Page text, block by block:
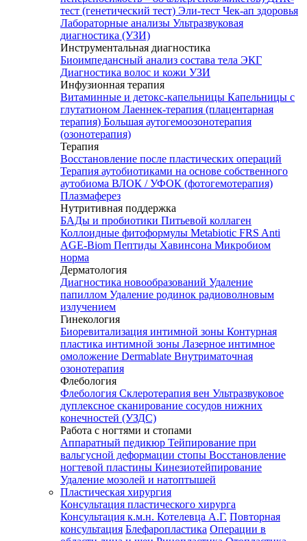
тест (генетический тест) Эли-тест Чек-ап здоровья
Лабораторные анализы Ультразвуковая
диагностика (УЗИ)
Инструментальная диагностика
Биоимпедансный анализ состава тела ЭКГ
Диагностика волос и кожи УЗИ
Инфузионная терапия
Витаминные и детокс-капельницы Капельницы с
глутатионом Лаеннек-терапия (плацентарная
терапия) Большая аутогемоозонотерапия
(озонотерапия)
Терапия
Восстановление после пластических операций
Терапия аутобиотиками на основе собственного
аутобиома ВЛОК / УФОК (фотогемотерапия)
Плазмаферез
Нутритивная поддержка
БАДы и пробиотики Питьевой коллаген
Коллоидные фитоформулы Metabiotic FRS Anti
AGE-Biom Пептиды Хавинсона Микробиом
норма
Дерматология
Диагностика новообразований Удаление
папиллом Удаление родинок радиоволновым
излучением
Гинекология
Биоревитализация интимной зоны Контурная
пластика интимной зоны Лазерное интимное
омоложение Dermablate Внутриматочная
озонотерапия
Флебология
Флебология Склеротерапия вен Ультразвуковое
дуплексное сканирование сосудов нижних
конечностей (УЗДС)
Работа с ногтями и стопами
Аппаратный педикюр Тейпирование при
вальгусной деформации стопы Восстановление
ногтевой пластины Кинезиотейпирование
Удаление мозолей и натоптышей
Пластическая хирургия
Консультация пластического хирурга
Консультация к.м.н. Котелевца А.Г. Повторная
консультация Блефаропластика Операции в